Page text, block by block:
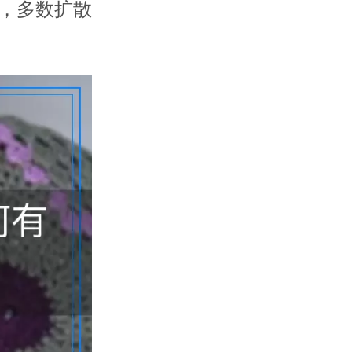
多数扩散